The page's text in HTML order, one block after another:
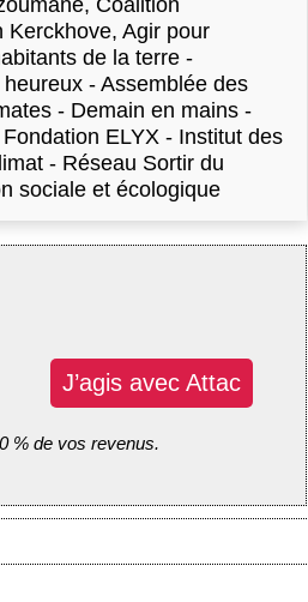
Kerckhove, Agir pour
de la terre -
- Assemblée des
- Demain en mains -
ELYX - Institut des
- Réseau Sortir du
sociale et écologique
J’agis avec Attac
% de vos revenus.